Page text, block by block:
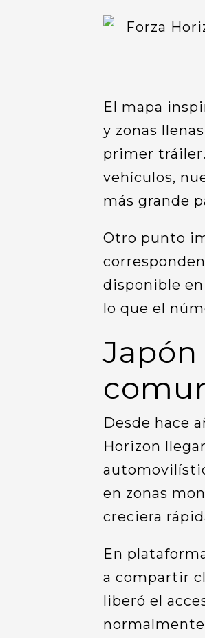
El mapa
y zonas
primer
vehículos,
más grande
Otro punto
disponible en
lo que el
Desde hace
Horizon
en zonas
creciera
En
a compartir
liberó el